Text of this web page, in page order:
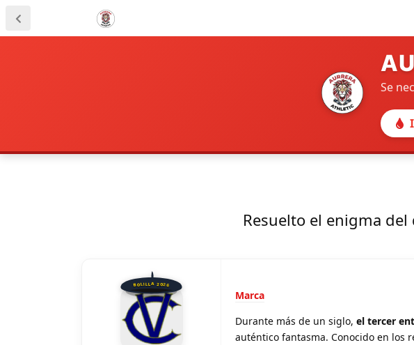
Se
Resuelto el enigma
BOLILLA 2026
Marca
Durante más de un siglo, el tercer
auténtico fantasma. Conocido en los